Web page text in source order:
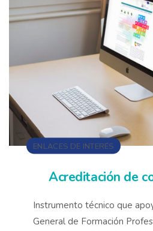
ENLACES DE INTERÉS
Acreditación de
Instrumento técnico que
General de Formación